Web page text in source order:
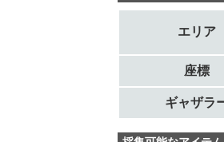
エリア
座標
ギャザラ